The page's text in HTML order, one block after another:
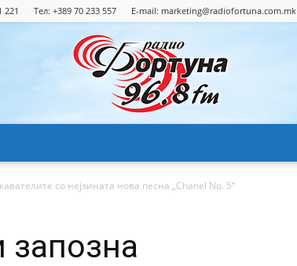
221 Тел: +389 70 233 557 E-mail: marketing@radiofortuna.com.mk
Радио
со нејзината нова песна „Chanel No. 5“
запозна